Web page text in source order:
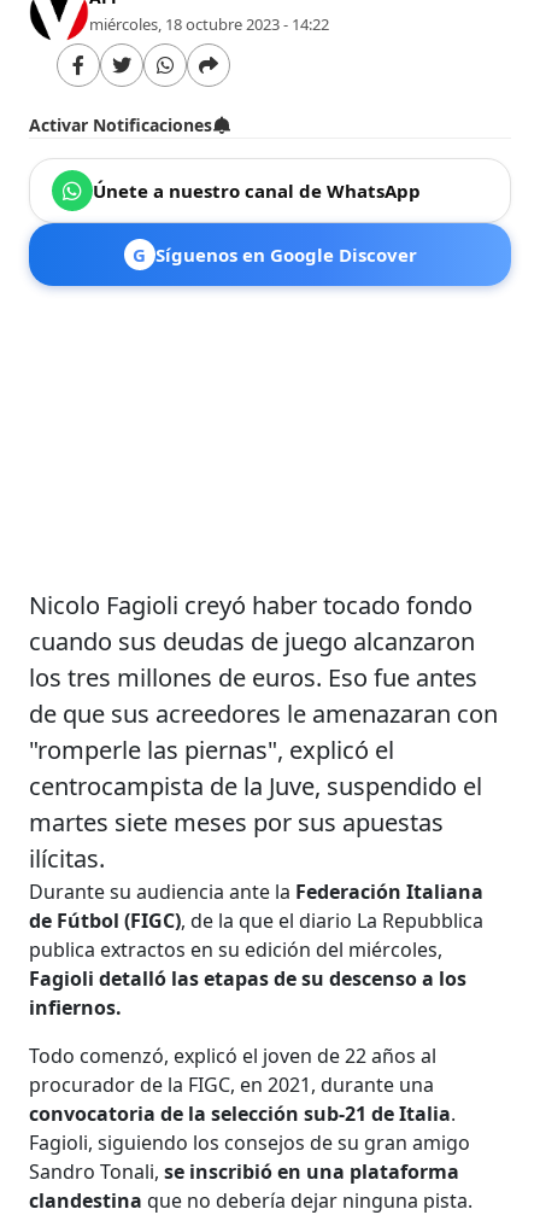
miércoles, 18 octubre 2023 - 14:22
Activar Notificaciones
Únete a nuestro canal de WhatsApp
G Síguenos en Google Discover
Nicolo Fagioli creyó haber tocado fondo
cuando sus deudas de juego alcanzaron
los tres millones de euros. Eso fue antes
de que sus acreedores le amenazaran con
"romperle las piernas", explicó el
centrocampista de la Juve, suspendido el
martes siete meses por sus apuestas
ilícitas.
Durante su audiencia ante la Federación Italiana
de Fútbol (FIGC), de la que el diario La Repubblica
publica extractos en su edición del miércoles,
Fagioli detalló las etapas de su descenso a los
infiernos.
Todo comenzó, explicó el joven de 22 años al
procurador de la FIGC, en 2021, durante una
convocatoria de la selección sub-21 de Italia.
Fagioli, siguiendo los consejos de su gran amigo
Sandro Tonali,se inscribió en una plataforma
clandestina que no debería dejar ninguna pista.